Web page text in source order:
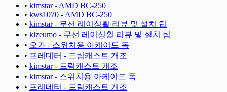
• kimstar - AMD BC-250
• kws1070 - AMD BC-250
• kimstar - 무선 레이싱휠 리뷰 및 설치 팁
• kizeumo - 무선 레이싱휠 리뷰 및 설치 팁
• 오가 - 스위치용 아케이드 독
• 프레데터 - 드림캐스트 개조
• kimstar - 드림캐스트 개조
• kimstar - 스위치용 아케이드 독
• 프레데터 - 드림캐스트 개조